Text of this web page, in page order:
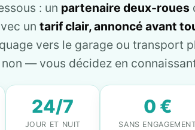
: un partenaire deux-roues
un tarif clair, annoncé avant
vers le garage ou transport
— vous décidez en
24/7
JOUR ET NUIT
0 €
SANS